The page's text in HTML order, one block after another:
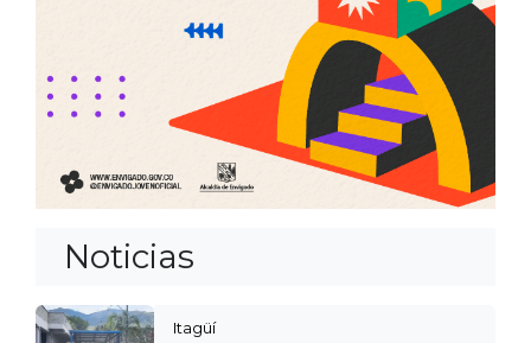
Noticias
Itagüí